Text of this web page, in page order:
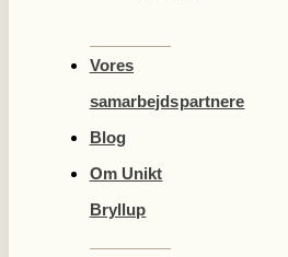
Vores
samarbejdspartnere
Blog
Om Unikt
Bryllup